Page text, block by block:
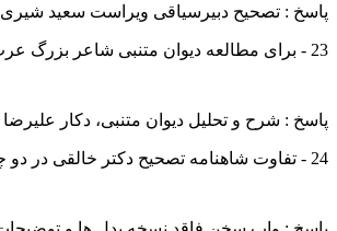
پاسخ : تصحیح دبیرسیاقی ویراست سعید
23 - برای مطالعه دیوان متنبی شاعر بزرگ عرب چه منابعی در فارسی موجود است؟
پاسخ : شرح و تحلیل دیوان متنبی، دکار علیرضا
24 - تفاوت شاهنامه تصحیح دکتر خالقی در دو چاپ انتشارات دایره‌المعارف و نشر سخن چیست؟